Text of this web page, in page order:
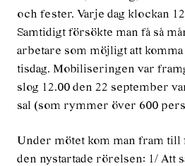
och fester. Varje dag klockan
Samtidigt försökte man få så
arbetare som möjligt att
tisdag. Mobiliseringen var
slog 12.00 den 22 september
sal (som rymmer över 600
Under mötet kom man fram till
den nystartade rörelsen: 1/ Att